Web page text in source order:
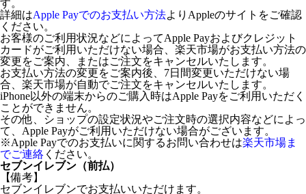
す。
詳細はApple Payでのお支払い方法よりAppleのサイトをご確認
ください。
お客様のご利用状況などによってApple Payおよびクレジット
カードがご利用いただけない場合、楽天市場がお支払い方法の
変更をご案内、またはご注文をキャンセルいたします。
お支払い方法の変更をご案内後、7日間変更いただけない場
合、楽天市場が自動でご注文をキャンセルいたします。
iPhone以外の端末からのご購入時はApple Payをご利用いただく
ことができません。
その他、ショップの設定状況やご注文時の選択内容などによっ
て、Apple Payがご利用いただけない場合がございます。
※Apple Payでのお支払いに関するお問い合わせは楽天市場ま
でご連絡 ください。
セブンイレブン（前払）
【備考】
セブンイレブンでお支払いいただけます。